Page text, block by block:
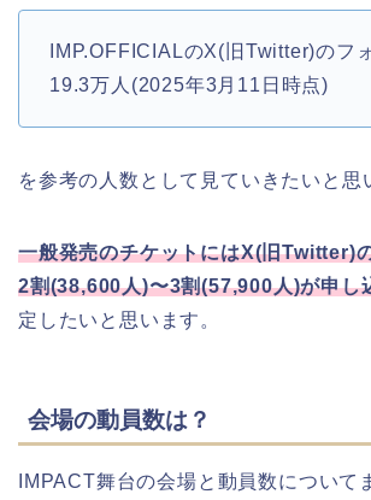
IMP.OFFICIALのX(旧Twitter)のフ
19.3万人(2025年3月11日時点)
を参考の人数として見ていきたいと思
一般発売のチケットにはX(旧Twitter)
2割(38,600人)〜3割(57,900人)が申し
定したいと思います。
会場の動員数は？
IMPACT舞台の会場と動員数について